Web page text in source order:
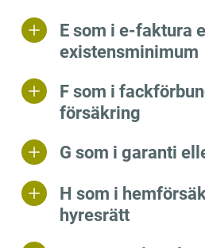
E som i e-faktura
existensminimum
F som i
försäkring
G som i garanti
H som i
hyresrätt